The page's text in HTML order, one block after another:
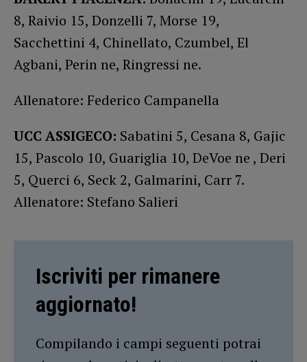
8, Raivio 15, Donzelli 7, Morse 19,
Sacchettini 4, Chinellato, Czumbel, El
Agbani, Perin ne, Ringressi ne.
Allenatore: Federico Campanella
UCC ASSIGECO: Sabatini 5, Cesana 8, Gajic
15, Pascolo 10, Guariglia 10, DeVoe ne , Deri
5, Querci 6, Seck 2, Galmarini, Carr 7.
Allenatore: Stefano Salieri
Iscriviti per rimanere
aggiornato!
Compilando i campi seguenti potrai